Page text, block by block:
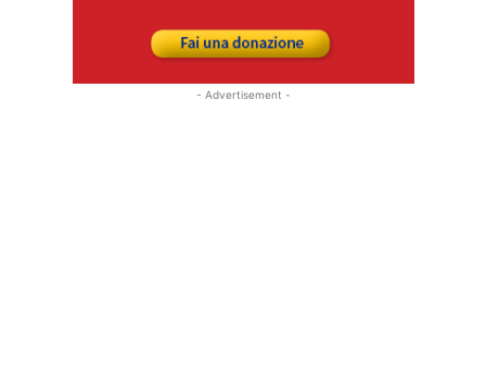
- Advertisement -